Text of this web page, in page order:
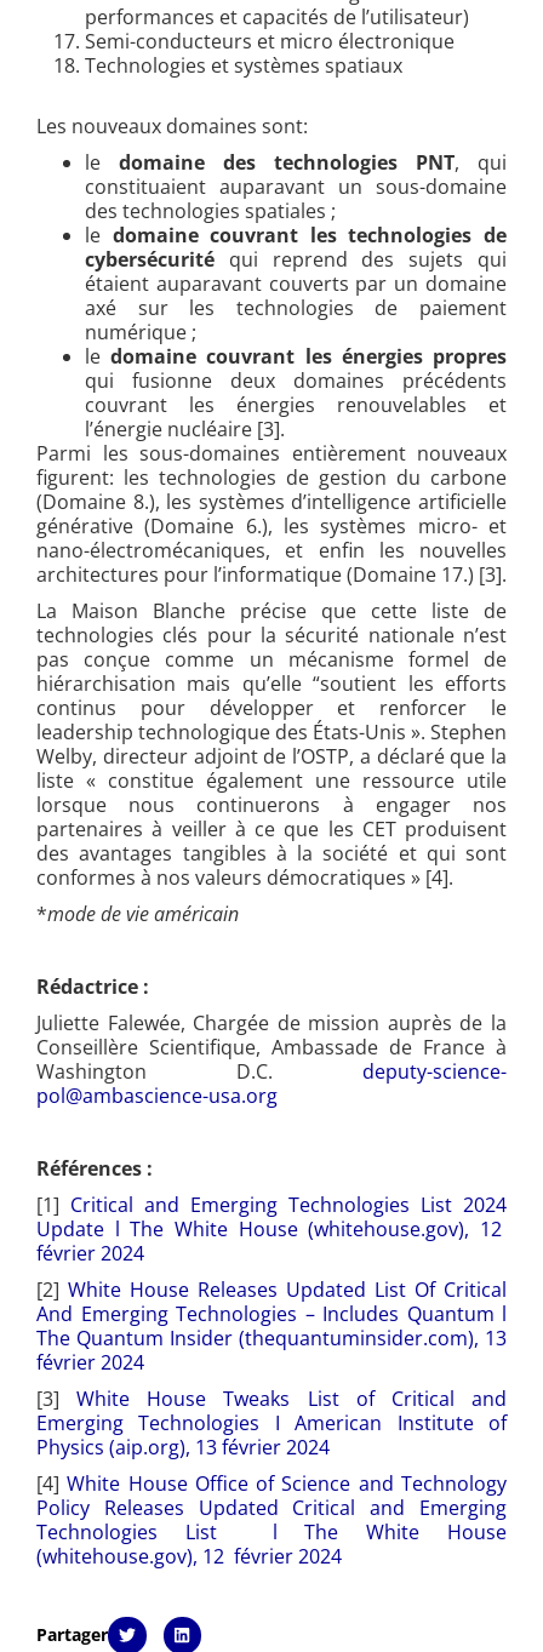
performances et capacités de l’utilisateur)
Semi-conducteurs et micro électronique
Technologies et systèmes spatiaux
Les nouveaux domaines sont:
le domaine des technologies PNT, qui
constituaient auparavant un sous-domaine
des technologies spatiales ;
le domaine couvrant les technologies de
cybersécurité qui reprend des sujets qui
étaient auparavant couverts par un domaine
axé sur les technologies de paiement
numérique ;
ledomaine couvrant les énergies propres
qui fusionne deux domaines précédents
couvrant les énergies renouvelables et
l’énergie nucléaire [3].
Parmi les sous-domaines entièrement nouveaux
figurent: les technologies de gestion du carbone
(Domaine 8.), les systèmes d’intelligence artificielle
générative (Domaine 6.), les systèmes micro- et
nano-électromécaniques, et enfin les nouvelles
architectures pour l’informatique (Domaine 17.) [3].
La Maison Blanche précise que cette liste de
technologies clés pour la sécurité nationale n’est
pas conçue comme un mécanisme formel de
hiérarchisation mais qu’elle “soutient les efforts
continus pour développer et renforcer le
leadership technologique des États-Unis ». Stephen
Welby, directeur adjoint de l’OSTP, a déclaré que la
liste « constitue également une ressource utile
lorsque nous continuerons à engager nos
partenaires à veiller à ce que les CET produisent
des avantages tangibles à la société et qui sont
conformes à nos valeurs démocratiques » [4].
*mode de vie américain
Rédactrice :
Juliette Falewée, Chargée de mission auprès de la
Conseillère Scientifique, Ambassade de France à
Washington D.C. deputy-science-
pol@ambascience-usa.org
Références :
[1] Critical and Emerging Technologies List 2024
Update l The White House (whitehouse.gov), 12
février 2024
[2] White House Releases Updated List Of Critical
And Emerging Technologies – Includes Quantum l
The Quantum Insider (thequantuminsider.com), 13
février 2024
[3]White House Tweaks List of Critical and
Emerging Technologies I American Institute of
Physics (aip.org), 13 février 2024
[4]White House Office of Science and Technology
Policy Releases Updated Critical and Emerging
Technologies List l The White House
(whitehouse.gov), 12 février 2024
Partager